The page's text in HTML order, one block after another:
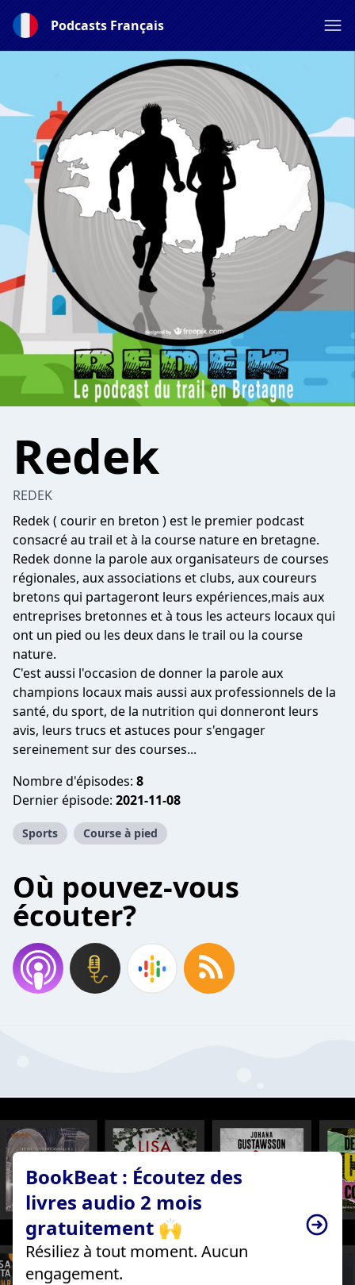
Podcasts Français
Redek
REDEK
Redek ( courir en breton ) est le premier podcast
consacré au trail et à la course nature en bretagne.
Redek donne la parole aux organisateurs de courses
régionales, aux associations et clubs, aux coureurs
bretons qui partageront leurs expériences,mais aux
entreprises bretonnes et à tous les acteurs locaux qui
ont un pied ou les deux dans le trail ou la course
nature.
C'est aussi l'occasion de donner la parole aux
champions locaux mais aussi aux professionnels de la
santé, du sport, de la nutrition qui donneront leurs
avis, leurs trucs et astuces pour s'engager
sereinement sur des courses...
Nombre d'épisodes: 8
Dernier épisode: 2021-11-08
Sports Course à pied
Où pouvez-vous
écouter?
BookBeat : Écoutez des
livres audio 2 mois
gratuitement 🙌
Résiliez à tout moment. Aucun
engagement.